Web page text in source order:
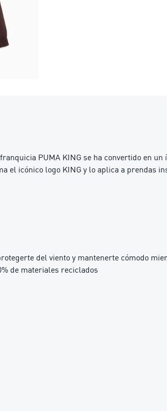
PUMA KING se ha convertido en
el icónico logo KING y lo aplica a prendas
del viento y mantenerte cómodo
de materiales reciclados